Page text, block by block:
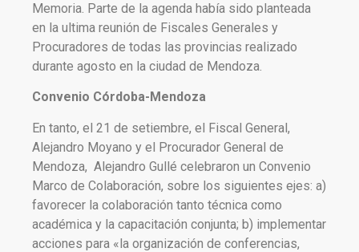
Memoria. Parte de la agenda había sido planteada
en la ultima reunión de Fiscales Generales y
Procuradores de todas las provincias realizado
durante agosto en la ciudad de Mendoza.
Convenio Córdoba-Mendoza
En tanto, el 21 de setiembre, el Fiscal General,
Alejandro Moyano y el Procurador General de
Mendoza, Alejandro Gullé celebraron un Convenio
Marco de Colaboración, sobre los siguientes ejes: a)
favorecer la colaboración tanto técnica como
académica y la capacitación conjunta; b) implementar
acciones para «la organización de conferencias,